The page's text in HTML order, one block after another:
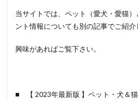
当サイトでは、ペット（愛犬・愛猫
ント情報についても別の記事でご紹介
興味があればご覧下さい。
■ 【 2023年最新版 】ペット・犬＆